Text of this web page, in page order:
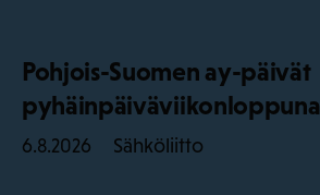
Pohjois-Suomen ay-päivät
pyhäinpäiväviikonloppuna
6.8.2026 Sähköliitto